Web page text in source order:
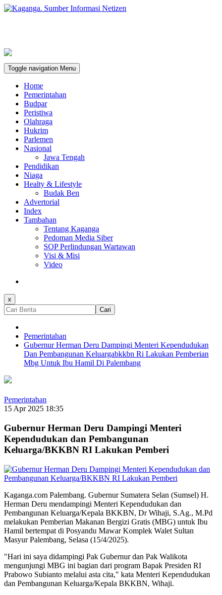
Toggle navigation Menu
Home
Pemerintahan
Budpar
Peristiwa
Olahraga
Hukrim
Parlemen
Nasional
Jawa Tengah
Pendidikan
Niaga
Healty & Lifestyle
Budak Ben
Advertorial
Index
Tambahan
Tentang Kaganga
Pedoman Media Siber
SOP Perlindungan Wartawan
Visi & Misi
Video
x
Cari
Pemerintahan
Gubernur Herman Deru Dampingi Menteri Kependudukan
Dan Pembangunan Keluargabkkbn Ri Lakukan Pemberian
Mbg Untuk Ibu Hamil Di Palembang
Pemerintahan
15 Apr 2025 18:35
Gubernur Herman Deru Dampingi Menteri
Kependudukan dan Pembangunan
Keluarga/BKKBN RI Lakukan Pemberi
Kaganga.com Palembang. Gubernur Sumatera Selan (Sumsel) H.
Herman Deru mendampingi Menteri Kependudukan dan
Pembangunan Keluarga/Kepala BKKBN, Dr Wihaji, S.Ag., M.Pd
melakukan Pemberian Makanan Bergizi Gratis (MBG) untuk Ibu
Hamil bertempat di Posyandu Mawar Komplek Walet Sultan
Masyur Palembang, Selasa (15/4/2025).
"Hari ini saya didampingi Pak Gubernur dan Pak Walikota
mengunjungi MBG ini bagian dari program Bapak Presiden RI
Prabowo Subianto melalui asta cita," kata Menteri Kependudukan
dan Pembangunan Keluarga/Kepala BKKBN, Wihaji.